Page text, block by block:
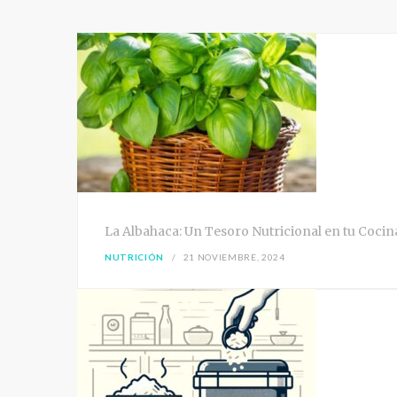
La Albahaca: Un Tesoro Nutricional en tu
NUTRICIÓN 21 NOVIEMBRE, 2024